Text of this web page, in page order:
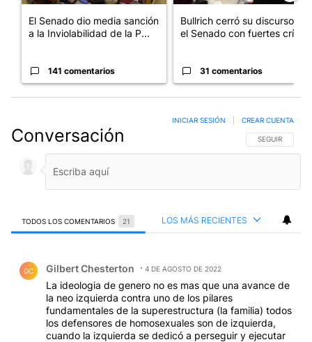
El Senado dio media sanción
a la Inviolabilidad de la P...
141 comentarios
Bullrich cerró su discurso en
el Senado con fuertes crí...
31 comentarios
Conversación SIGA ESTA
SEGUIR
INICIAR SESIÓN CREAR CUENTA
TODOS LOS COMENTARIOS 21 LOS MÁS RECIENTES
GC Gilbert Chesterton 4 DE AGOSTO DE 2022
La ideologia de genero no es mas que una avance de
la neo izquierda contra uno de los pilares
fundamentales de la superestructura (la familia) todos
los defensores de homosexuales son de izquierda,
cuando la izquierda se dedicó a perseguir y ejecutar